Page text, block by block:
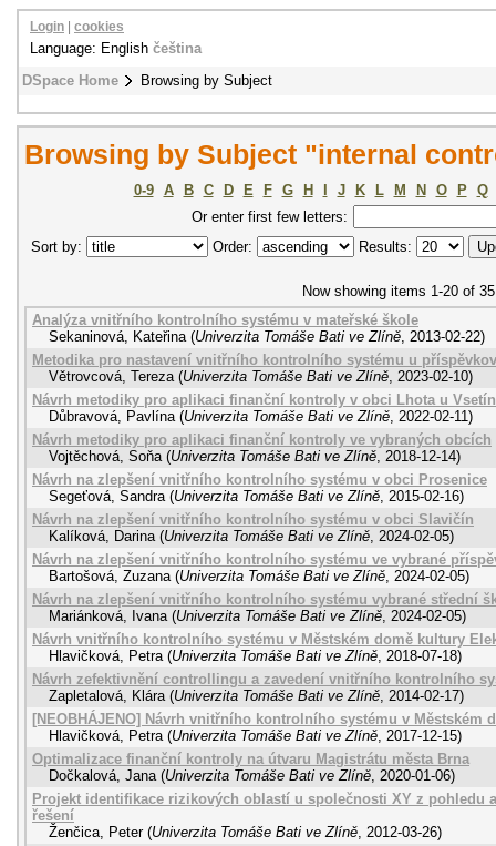
DSpace Home Browsing by Subject
Login cookies
Language: English čeština
Browsing by Subject "internal
0-9 A B C D E F G H J K L M N O P
Q
Or enter first few letters:
Sort by:
Order: Results:
Now showing items 1-20 of 35
Analýza vnitřního kontrolního systému v mateřské škole
Sekaninová, Kateřina (Univerzita Tomáše Bati ve Zlíně, 2013-02-22)
Metodika pro nastavení vnitřního kontrolního systému u
Větrovcová, Tereza (Univerzita Tomáše Bati ve Zlíně, 2023-02-10)
Návrh metodiky pro aplikaci finanční kontroly v obci Lhota u
Důbravová, Pavlína (Univerzita Tomáše Bati ve Zlíně, 2022-02-11)
Návrh metodiky pro aplikaci finanční kontroly ve vybraných obcích
Vojtěchová, Soňa (Univerzita Tomáše Bati ve Zlíně, 2018-12-14)
Návrh na zlepšení vnitřního kontrolního systému v obci Prosenice
Segeťová, Sandra (Univerzita Tomáše Bati ve Zlíně, 2015-02-16)
Návrh na zlepšení vnitřního kontrolního systému v obci Slavičín
Kalíková, Darina (Univerzita Tomáše Bati ve Zlíně, 2024-02-05)
Návrh na zlepšení vnitřního kontrolního systému ve vybrané
Bartošová, Zuzana (Univerzita Tomáše Bati ve Zlíně, 2024-02-05)
Návrh na zlepšení vnitřního kontrolního systému vybrané střední
Mariánková, Ivana (Univerzita Tomáše Bati ve Zlíně, 2024-02-05)
Návrh vnitřního kontrolního systému v Městském domě kultury
Hlavičková, Petra (Univerzita Tomáše Bati ve Zlíně, 2018-07-18)
Návrh zefektivnění controllingu a zavedení vnitřního kontrolního
Zapletalová, Klára (Univerzita Tomáše Bati ve Zlíně, 2014-02-17)
[NEOBHÁJENO] Návrh vnitřního kontrolního systému v Městském
Hlavičková, Petra (Univerzita Tomáše Bati ve Zlíně, 2017-12-15)
Optimalizace finanční kontroly na útvaru Magistrátu města Brna
Dočkalová, Jana (Univerzita Tomáše Bati ve Zlíně, 2020-01-06)
Projekt identifikace rizikových oblastí u společnosti XY z pohledu
řešení
Ženčica, Peter (Univerzita Tomáše Bati ve Zlíně, 2012-03-26)